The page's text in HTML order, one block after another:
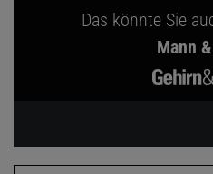
Das könnte Sie
Mann